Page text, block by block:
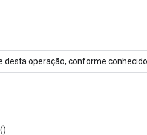
desta operação, conforme
()